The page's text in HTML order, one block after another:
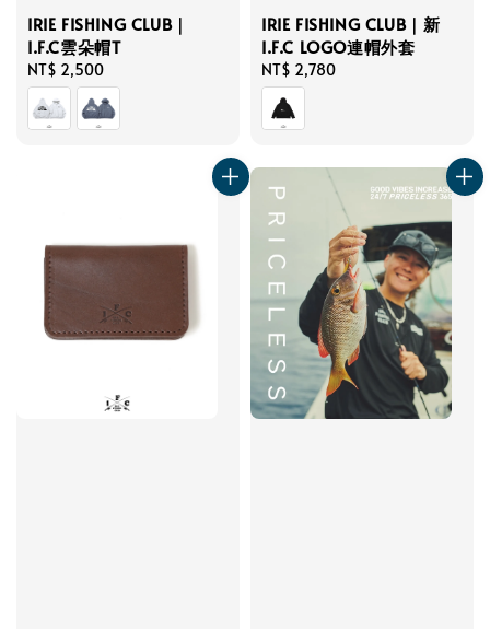
IRIE FISHING CLUB｜
I.F.C雲朵帽T
Regular
price
NT$ 2,500
IRIE FISHING CLUB｜新
I.F.C LOGO連帽外套
Regular
price
NT$ 2,780